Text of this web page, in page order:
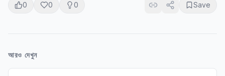
0 0 0 Save
আরও দেখুন